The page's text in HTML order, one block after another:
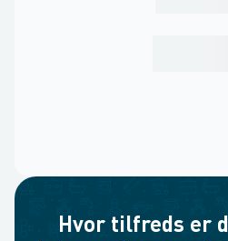
Hvor tilfreds er